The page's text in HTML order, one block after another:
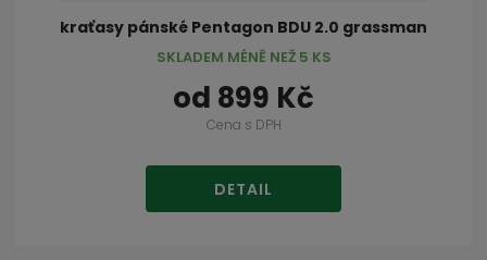
kraťasy pánské Pentagon BDU 2.0 grassman
od 899 Kč
Cena s DPH
DETAIL
SKLADEM MÉNĚ NEŽ 5 KS